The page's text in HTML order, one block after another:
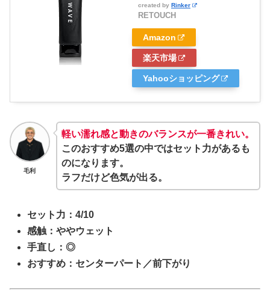
created by Rinker
RETOUCH
Amazon
楽天市場
Yahooショッピング
毛利
軽い濡れ感と動きのバランスが一番きれい。
このおすすめ5選の中ではセット力があるも
のになります。
ラフだけど色気が出る。
セット力：4/10
感触：ややウェット
手直し：◎
おすすめ：センターパート／前下がり